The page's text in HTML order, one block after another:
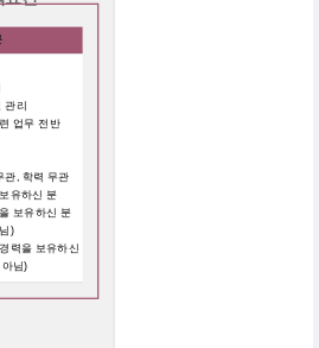
관리
업무 전반
관, 학력 무관
유하신 분
보유하신 분
)
력을 보유하신
님)